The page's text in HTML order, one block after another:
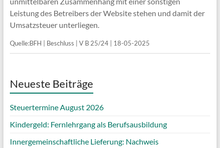
Leistung des Betreibers der Website stehen und damit der
Umsatzsteuer unterliegen.
Quelle:BFH | Beschluss | V B 25/24 | 18-05-2025
Neueste Beiträge
Steuertermine August 2026
Kindergeld: Fernlehrgang als Berufsausbildung
Innergemeinschaftliche Lieferung: Nachweis